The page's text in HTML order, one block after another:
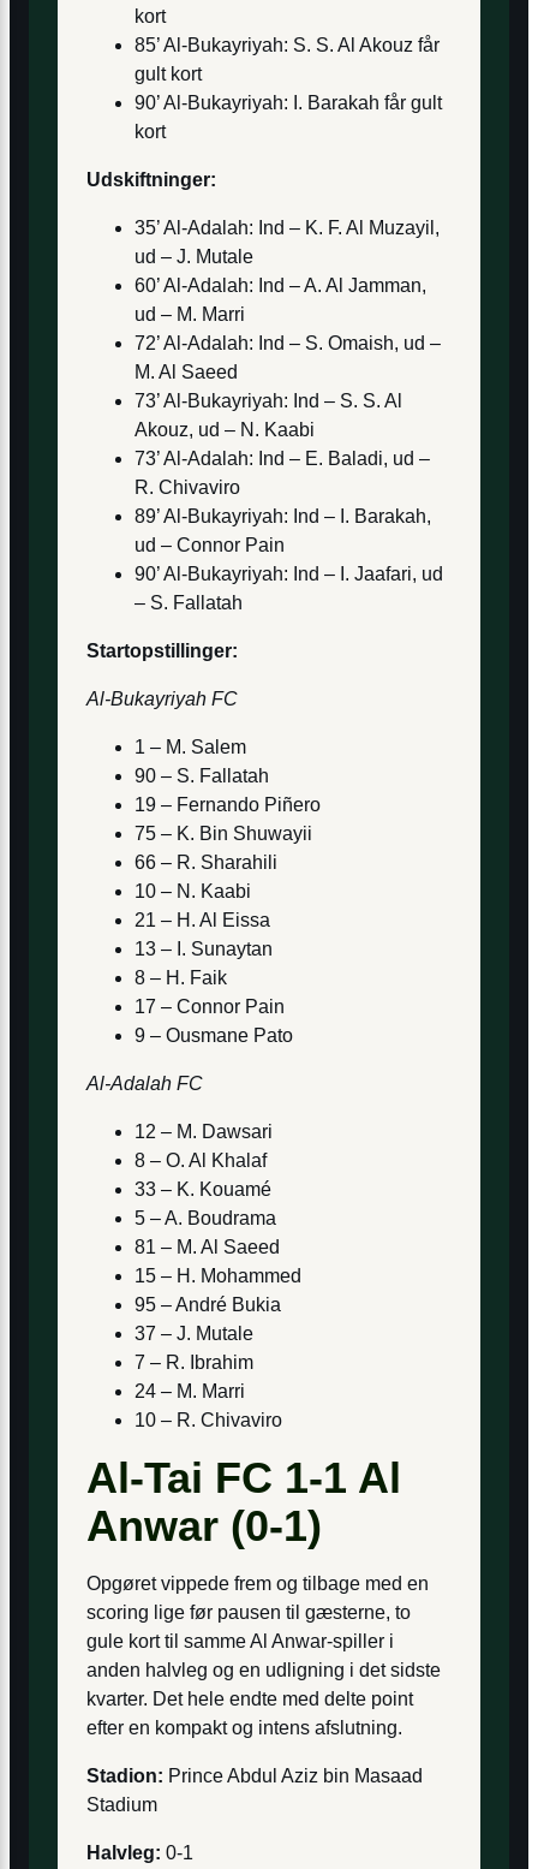
kort
85’ Al-Bukayriyah: S. S. Al Akouz får
gult kort
90’ Al-Bukayriyah: I. Barakah får gult
kort
Udskiftninger:
35’ Al-Adalah: Ind – K. F. Al Muzayil,
ud – J. Mutale
60’ Al-Adalah: Ind – A. Al Jamman,
ud – M. Marri
72’ Al-Adalah: Ind – S. Omaish, ud –
M. Al Saeed
73’ Al-Bukayriyah: Ind – S. S. Al
Akouz, ud – N. Kaabi
73’ Al-Adalah: Ind – E. Baladi, ud –
R. Chivaviro
89’ Al-Bukayriyah: Ind – I. Barakah,
ud – Connor Pain
90’ Al-Bukayriyah: Ind – I. Jaafari, ud
– S. Fallatah
Startopstillinger:
Al-Bukayriyah FC
1 – M. Salem
90 – S. Fallatah
19 – Fernando Piñero
75 – K. Bin Shuwayii
66 – R. Sharahili
10 – N. Kaabi
21 – H. Al Eissa
13 – I. Sunaytan
8 – H. Faik
17 – Connor Pain
9 – Ousmane Pato
Al-Adalah FC
12 – M. Dawsari
8 – O. Al Khalaf
33 – K. Kouamé
5 – A. Boudrama
81 – M. Al Saeed
15 – H. Mohammed
95 – André Bukia
37 – J. Mutale
7 – R. Ibrahim
24 – M. Marri
10 – R. Chivaviro
Al-Tai FC 1-1 Al
Anwar (0-1)
Opgøret vippede frem og tilbage med en
scoring lige før pausen til gæsterne, to
gule kort til samme Al Anwar-spiller i
anden halvleg og en udligning i det sidste
kvarter. Det hele endte med delte point
efter en kompakt og intens afslutning.
Stadion: Prince Abdul Aziz bin Masaad
Stadium
Halvleg: 0-1